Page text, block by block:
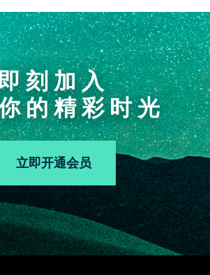
刻加入
的精彩时光
立即开通会员